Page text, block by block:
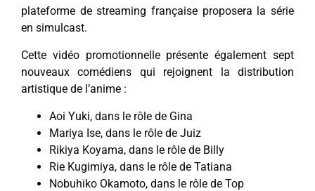
plateforme de streaming française proposera la série
en simulcast.
Cette vidéo promotionnelle présente également sept
nouveaux comédiens qui rejoignent la distribution
artistique de l’anime :
Aoi Yuki, dans le rôle de Gina
Mariya Ise, dans le rôle de Juiz
Rikiya Koyama, dans le rôle de Billy
Rie Kugimiya, dans le rôle de Tatiana
Nobuhiko Okamoto, dans le rôle de Top